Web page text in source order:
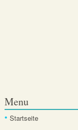
Menu
Startseite